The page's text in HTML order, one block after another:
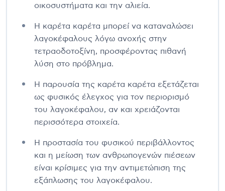
οικοσυστήματα και την αλιεία.
Η καρέτα καρέτα μπορεί να καταναλώσει
λαγοκέφαλους λόγω ανοχής στην
τετραοδοτοξίνη, προσφέροντας πιθανή
λύση στο πρόβλημα.
Η παρουσία της καρέτα καρέτα εξετάζεται
ως φυσικός έλεγχος για τον περιορισμό
του λαγοκέφαλου, αν και χρειάζονται
περισσότερα στοιχεία.
Η προστασία του φυσικού περιβάλλοντος
και η μείωση των ανθρωπογενών πιέσεων
είναι κρίσιμες για την αντιμετώπιση της
εξάπλωσης του λαγοκέφαλου.